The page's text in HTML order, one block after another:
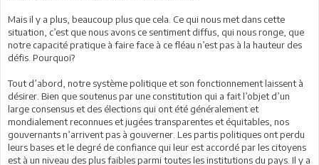
Mais il y a plus, beaucoup plus que cela. Ce qui nous met dans cette
situation, c’est que nous avons ce sentiment diffus, qui nous ronge, que
notre capacité pratique à faire face à ce fléau n’est pas à la hauteur des
défis. Pourquoi?
Tout d’abord, notre système politique et son fonctionnement laissent à
désirer. Bien que soutenus par une constitution qui a fait l’objet d’un
large consensus et des élections qui ont été généralement et
mondialement reconnues et jugées transparentes et équitables, nos
gouvernants n’arrivent pas à gouverner. Les partis politiques ont perdu
leurs bases et le degré de confiance qui leur est accordé par les citoyens
est à un niveau des plus faibles parmi toutes les institutions du pays. Il y a